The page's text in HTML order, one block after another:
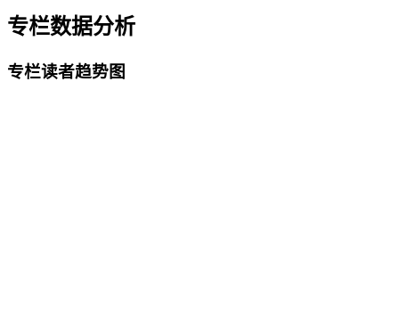
专栏数据分析
专栏读者趋势图